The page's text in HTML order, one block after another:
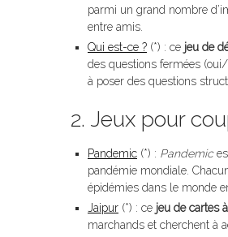
parmi un grand nombre
entre amis.
Qui est-ce ? (*) : ce jeu de
des questions fermées
à poser des questions
2. Jeux pour
Pandemic (*) : Pandemic
pandémie mondiale.
épidémies dans le monde
Jaipur (*) : ce jeu de cartes
marchands et cherchent à